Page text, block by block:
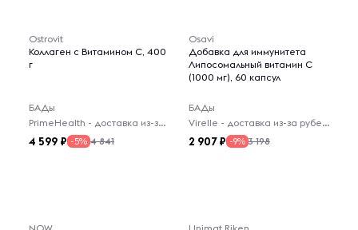
Ostrovit
Коллаген с Витамином C, 400
г
БАДы
PrimeHealth - доставка из-за рубежа
4 599 -5% 4 841
Osavi
Добавка для иммунитета
Липосомальный витамин C
(1000 мг), 60 капсул
БАДы
Virelle - доставка из-за рубежа
2 907 -9% 3 198